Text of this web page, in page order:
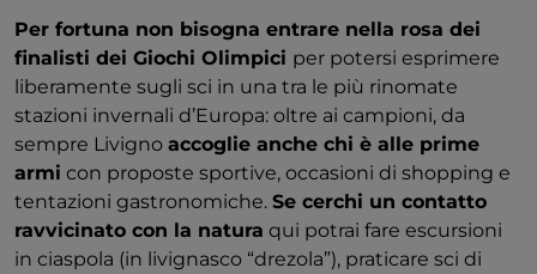
Per fortuna non bisogna entrare nella rosa dei
finalisti dei Giochi Olimpici per potersi esprimere
liberamente sugli sci in una tra le più rinomate
stazioni invernali d’Europa: oltre ai campioni, da
sempre Livigno accoglie anche chi è alle prime
armi con proposte sportive, occasioni di shopping e
tentazioni gastronomiche. Se cerchi un contatto
ravvicinato con la natura qui potrai fare escursioni
in ciaspola (in livignasco “drezola”), praticare sci di